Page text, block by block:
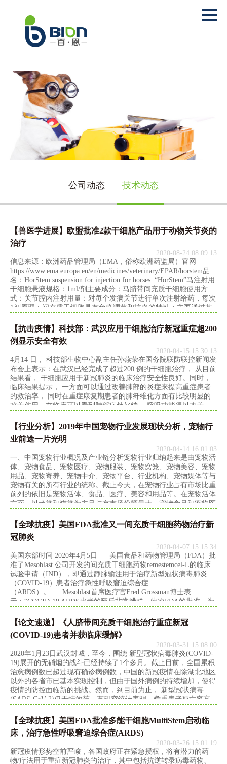
公司动态 技术动态
【兽医学进展】欧盟批准2款干细胞产品用于动物关节炎的
治疗
2020-08-24 08:09:13
信息来源：欧洲药品管理局（EMA，俗称欧洲药监局）官网
https://www.ema.europa.eu/en/medicines/veterinary/EPAR/horstem品
名：HorStem suspension for injection for horses “HorStem”马注射用
干细胞悬液规格：1ml/剂主要成分：马脐带间充质干细胞使用方
式：关节腔内注射用量：对每个发病关节进行单次注射给药，每次
1剂原理：间充质干细胞具有免疫调节和抗炎的特性；主要通过其
进软骨组织再生的能力。功效：减少轻度至中度退行性关节炎（骨
关节炎）导致的跛行保
【抗击疫情】科技部：武汉应用干细胞治疗新冠重症超200
例显示安全有效
2020-04-15 15:30:13
4月14 日， 科技部生物中心副主任孙燕荣在国务院联防联控新闻发
布会上表示：在武汉已经完成了超过200 例的干细胞治疗， 从目前
结果看， 干细胞应用于新冠肺炎的临床治疗安全性良好。同时，
临床结果提示， 一方面可以通过改善肺部的炎症来提高重症患者
的救治率， 同时在重症康复期患者的肺纤维化方面有比较明显的
改善作用。在临床可以看到肺部病灶好转， 呼吸功能得以改善。
【行业分析】2019年中国宠物行业发展现状分析，宠物行
业前途一片光明
2020-04-14 16:01:03
一、中国宠物行业概况及产业链分析宠物行业归纳起来是由宠物活
体、宠物食品、宠物医疗、宠物服装、宠物窝笼、宠物美容、宠物
用品、宠物寄养、宠物中介、宠物平台、行业机构、宠物媒体等与
宠物有关的所有行业的统称。截止今天，在宠物行业占有市场比重
前列的依旧是宠物活体、食品、医疗、美容和用品等。在宠物活体
方面，以犬类和猫类为主且占有市场份额最大。宠物食品和宠物医
发力。目前，宠物行业上市公司对比其他行业可谓微不足道，也就
是三四家，主营内容是食品或者医疗。由此可见，宠物行业市场前
景广阔，说是一片新蓝海经济，并非夸大。资料来源:公开资料整
理二、中国宠物行业发展现状分析随着宠物市场诞生后人们饲养宠
物
【全球抗疫】美国FDA批准又一间充质干细胞药物治疗新
冠肺炎
2020-04-07 15:15:34
美国东部时间 2020年4月5日 美国食品和药物管理局（FDA）批
准了Mesoblast 公司开发的间充质干细胞药物remestemcel-L的临床
试验申请（IND），即通过静脉输注用于治疗新型冠状病毒肺炎
（COVID-19）患者治疗急性呼吸窘迫综合症
（ARDS）。 Mesoblast首席医疗官Fred Grossman博士表
示：“COVID-19 ARDS患者的预后非常糟糕。此次FDA的批准，为
径，包括扩大的同情
【论文速递】《人脐带间充质干细胞治疗重症新冠
(COVID-19)患者并获临床缓解》
2020-03-31 15:08:00
2020年1月23日武汉封城，至今，围绕 新型冠状病毒肺炎(COVID-
19)展开的无硝烟的战斗已经持续了1个多月。截止目前，全国累积
治愈病例数已超过现有确诊病例数，中国的新冠疫情在除湖北地区
以外的各省市已基本实现控制，但由于国外病例的持续增加，使得
疫情的防控面临新的挑战。然而，到目前为止， 新型冠状病毒
(SARS-CoV-2)仍无特效药，有研究统计表明，危重患者死亡率高
临床研究也在争分夺秒地开发针对COVID-19的新型治疗方案。
2020年2月27日，， 云南保山市人民医院重症医学科的研究人员联
合 昆明医科大学第一附属医院急救医学部
【全球抗疫】美国FDA批准多能干细胞MultiStem启动临
床，治疗急性呼吸窘迫综合症(ARDS)
2020-03-26 15:01:19
新冠疫情形势空前严峻，各国政府正在紧急授权，将有潜力的药
物/疗法用于重症新冠肺炎的治疗，其中包括抗逆转录病毒药物、